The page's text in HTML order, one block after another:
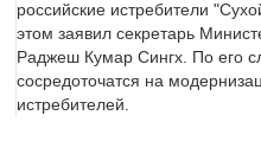
российские истребители
этом заявил секретарь
Раджеш Кумар Сингх. По его
сосредоточатся на
истребителей.